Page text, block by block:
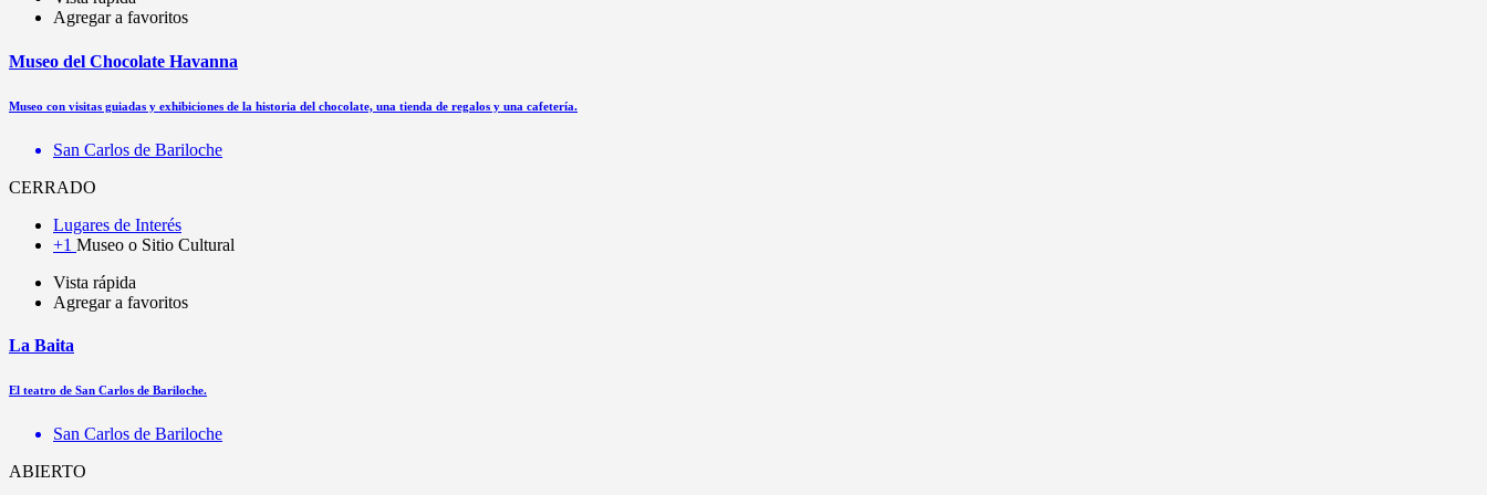
Agregar a favoritos
Museo del Chocolate Havanna
Museo con visitas guiadas y exhibiciones de la historia del chocolate, una tienda de regalos y una cafetería.
San Carlos de Bariloche
CERRADO
Lugares de Interés
+1 Museo o Sitio Cultural
Vista rápida
Agregar a favoritos
La Baita
El teatro de San Carlos de Bariloche.
San Carlos de Bariloche
ABIERTO